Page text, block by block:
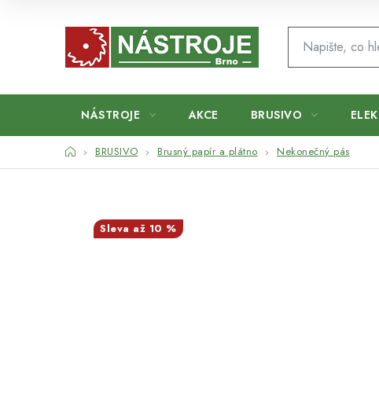
NÁSTROJE AKCE BRUSIVO
DomůBRUSIVO Brusný papír a plátno Nekonečný pás
až 10 %